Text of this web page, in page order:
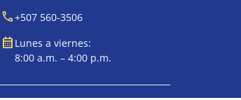
call+507 560-3506
calendar_month Lunes a viernes:
8:00 a.m. – 4:00 p.m.